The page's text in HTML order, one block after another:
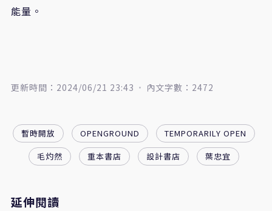
能量。
更新時間：2024/06/21 23:43 內文字數：2472
暫時開放 OPENGROUND
TEMPORARILY OPEN
毛灼然
重本書店 設計書店 葉忠宜
延伸閱讀